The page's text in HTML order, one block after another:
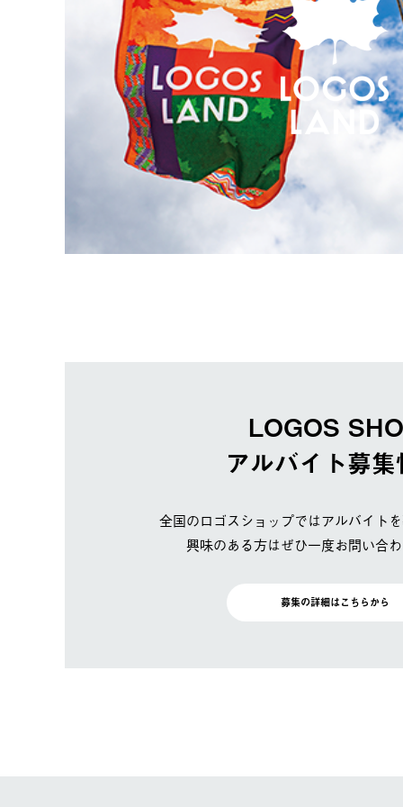
LOGOS
アルバイト募
全国のロゴスショップではアルバイトを
興味のある方はぜひ一度お問い合
募集の詳細はこちらから